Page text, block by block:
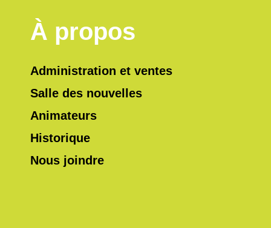
À propos
Administration et ventes
Salle des nouvelles
Animateurs
Historique
Nous joindre